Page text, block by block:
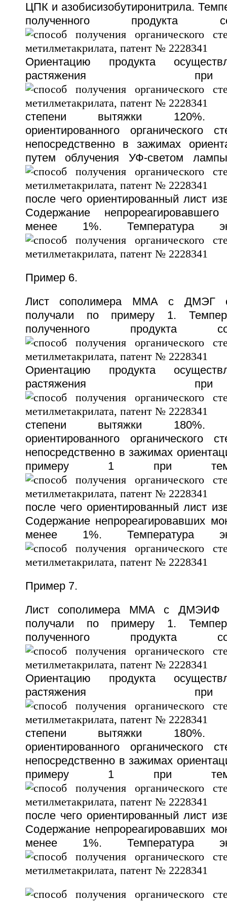
ЦПК и азобисизобутиронитрила.
полученного продукта
Ориентацию продукта
растяжения
степени вытяжки 120%.
ориентированного органического
непосредственно в зажимах
путем облучения УФ-светом
после чего ориентированный лист
Содержание
менее 1%. Температура
Пример 6.
Лист сополимера ММА с ДМЭГ с
получали по примеру 1.
полученного продукта
Ориентацию продукта
растяжения
степени вытяжки 180%.
ориентированного органического
непосредственно в зажимах
примеру 1 при
после чего ориентированный лист
Содержание непрореагировавших
менее 1%. Температура
Пример 7.
Лист сополимера ММА с ДМЭИФ
получали по примеру 1.
полученного продукта
Ориентацию продукта
растяжения
степени вытяжки 180%.
ориентированного органического
непосредственно в зажимах
примеру 1 при
после чего ориентированный лист
Содержание непрореагировавших
менее 1%. Температура